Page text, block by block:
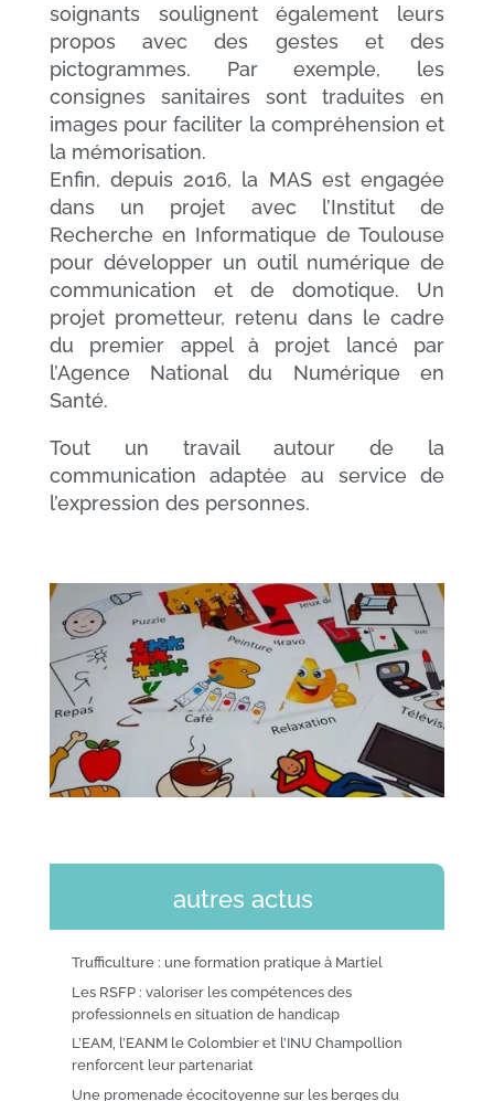
soignants soulignent également leurs
propos avec des gestes et des
pictogrammes. Par exemple, les
consignes sanitaires sont traduites en
images pour faciliter la compréhension et
la mémorisation.
Enfin, depuis 2016, la MAS est engagée
dans un projet avec l’Institut de
Recherche en Informatique de Toulouse
pour développer un outil numérique de
communication et de domotique. Un
projet prometteur, retenu dans le cadre
du premier appel à projet lancé par
l’Agence National du Numérique en
Santé.
Tout un travail autour de la
communication adaptée au service de
l’expression des personnes.
autres actus
Trufficulture : une formation pratique à Martiel
Les RSFP : valoriser les compétences des
professionnels en situation de handicap
L’EAM, l’EANM le Colombier et l’INU Champollion
renforcent leur partenariat
Une promenade écocitoyenne sur les berges du